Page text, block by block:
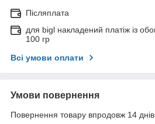
Післяплата
для bigl накладений платіж із
100 гр
Всі умови оплати
Умови повернення
Повернення товару впродовж 14